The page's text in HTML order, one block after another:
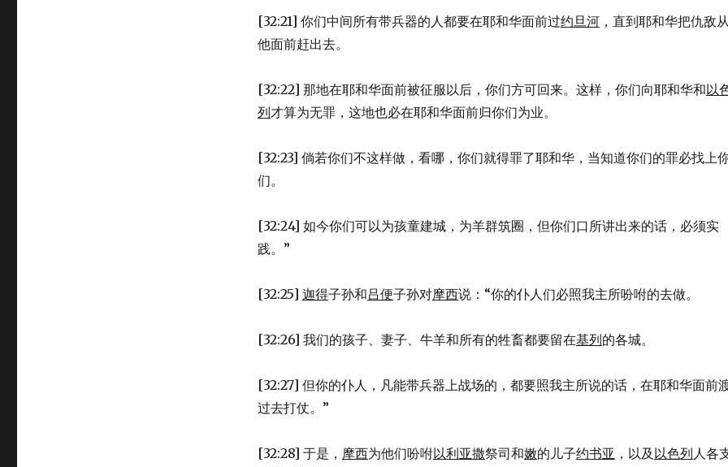
[32:21] 你们中间所有带兵器的人都要在耶和华面前过约旦河，直到耶和华把仇敌
他面前赶出去。
[32:22] 那地在耶和华面前被征服以后，你们方可回来。这样，你们向耶和华和以
列才算为无罪，这地也必在耶和华面前归你们为业。
[32:23] 倘若你们不这样做，看哪，你们就得罪了耶和华，当知道你们的罪必找上
们。
[32:24] 如今你们可以为孩童建城，为羊群筑圈，但你们口所讲出来的话，必须实
践。”
[32:25] 迦得子孙和吕便子孙对摩西说：“你的仆人们必照我主所吩咐的去做。
[32:26] 我们的孩子、妻子、牛羊和所有的牲畜都要留在基列的各城。
[32:27] 但你的仆人，凡能带兵器上战场的，都要照我主所说的话，在耶和华面前
过去打仗。”
[32:28] 于是， 摩西为他们吩咐以利亚撒祭司和嫩的儿子约书亚 ，以及 以色列人各